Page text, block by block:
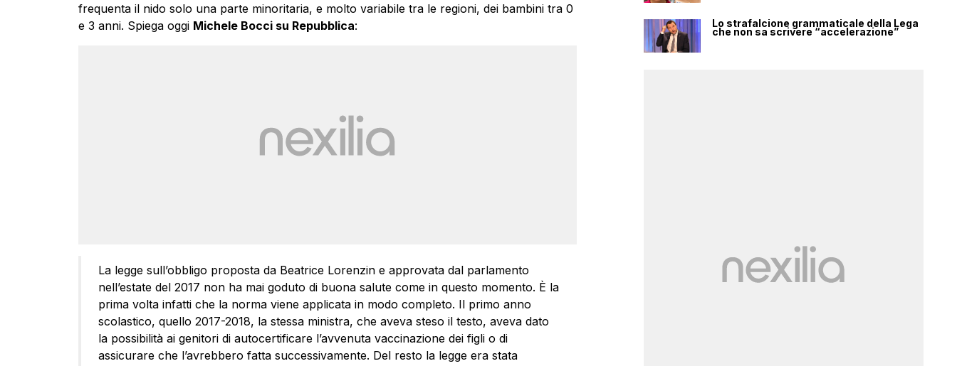
frequenta il nido solo una parte minoritaria, e molto variabile tra le regioni, dei bambini tra 0
e 3 anni. Spiega oggi Michele Bocci su Repubblica:
La legge sull’obbligo proposta da Beatrice Lorenzin e approvata dal parlamento
nell’estate del 2017 non ha mai goduto di buona salute come in questo momento. È la
prima volta infatti che la norma viene applicata in modo completo. Il primo anno
scolastico, quello 2017-2018, la stessa ministra, che aveva steso il testo, aveva dato
la possibilità ai genitori di autocertificare l’avvenuta vaccinazione dei figli o di
assicurare che l’avrebbero fatta successivamente. Del resto la legge era stata
Lo strafalcione grammaticale della Lega
che non sa scrivere “accelerazione”